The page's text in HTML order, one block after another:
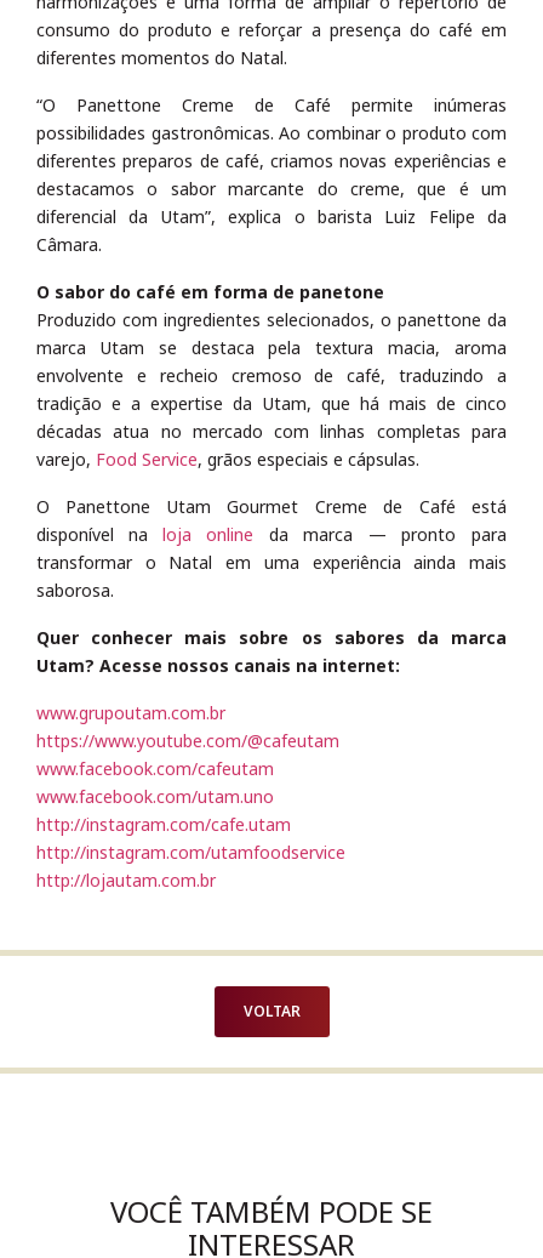
consumo do produto e reforçar a presença do café em
diferentes momentos do Natal.
“O Panettone Creme de Café permite inúmeras
possibilidades gastronômicas. Ao combinar o produto com
diferentes preparos de café, criamos novas experiências e
destacamos o sabor marcante do creme, que é um
diferencial da Utam”, explica o barista Luiz Felipe da
Câmara.
O sabor do café em forma de panetone
Produzido com ingredientes selecionados, o panettone da
marca Utam se destaca pela textura macia, aroma
envolvente e recheio cremoso de café, traduzindo a
tradição e a expertise da Utam, que há mais de cinco
décadas atua no mercado com linhas completas para
varejo, Food Service, grãos especiais e cápsulas.
O Panettone Utam Gourmet Creme de Café está
disponível na loja online da marca — pronto para
transformar o Natal em uma experiência ainda mais
saborosa.
Quer conhecer mais sobre os sabores da marca
Utam? Acesse nossos canais na internet:
www.grupoutam.com.br
https://www.youtube.com/@cafeutam
www.facebook.com/cafeutam
www.facebook.com/utam.uno
http://instagram.com/cafe.utam
http://instagram.com/utamfoodservice
http://lojautam.com.br
VOLTAR
VOCÊ TAMBÉM PODE SE
INTERESSAR